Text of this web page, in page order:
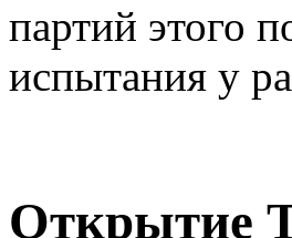
партий этого
испытания у
Открытие